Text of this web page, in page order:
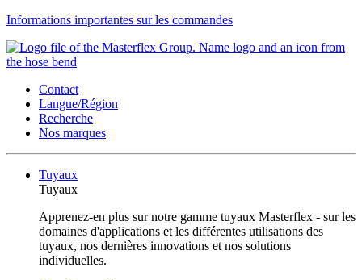
Informations importantes sur les commandes
Contact
Langue/Région
Recherche
Nos marques
Tuyaux
Tuyaux
Apprenez-en plus sur notre gamme tuyaux Masterflex - sur les
domaines d'applications et les différentes utilisations des
tuyaux, nos dernières innovations et nos solutions
individuelles.